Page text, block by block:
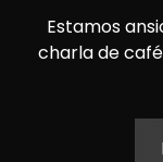
Estamos
charla de